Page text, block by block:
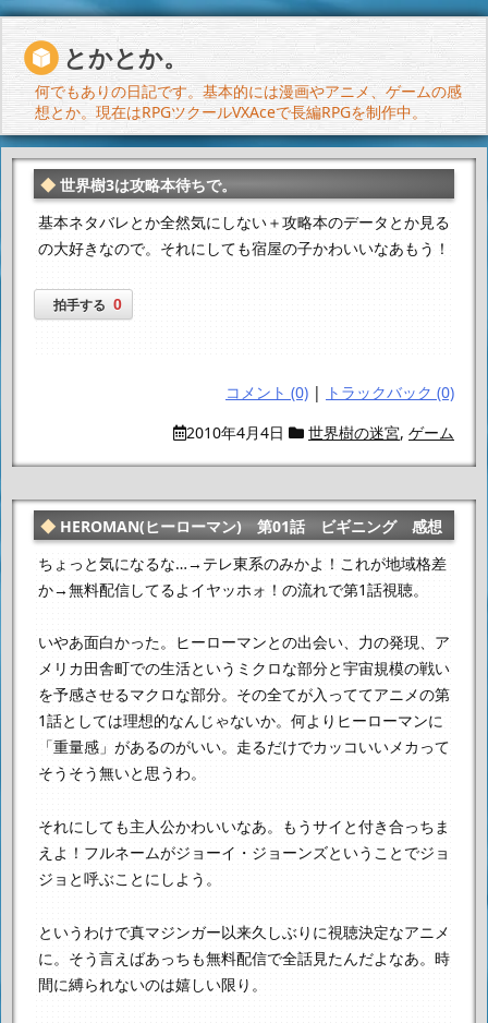
とかとか。
何でもありの日記です。基本的には漫画やアニメ、ゲームの感
想とか。現在はRPGツクールVXAceで長編RPGを制作中。
世界樹3は攻略本待ちで。
基本ネタバレとか全然気にしない＋攻略本のデータとか見る
の大好きなので。 それにしても宿屋の子かわいいなあもう！
拍手する 0
コメント (0) |
トラックバック (0)
2010年4月4日
世界樹の迷宮, ゲーム
HEROMAN(ヒーローマン) 第01話 ビギニング 感想
ちょっと気になるな…→テレ東系のみかよ！これが地域格差
か→無料配信してるよイヤッホォ！ の流れで第1話視聴。
いやあ面白かった。 ヒーローマンとの出会い、力の発現、 ア
メリカ田舎町での生活というミクロな部分と宇宙規模の戦い
を予感させるマクロな部分。 その全てが入っててアニメの第
1話としては理想的なんじゃないか。 何よりヒーローマンに
「重量感」があるのがいい。 走るだけでカッコいいメカって
そうそう無いと思うわ。
それにしても主人公かわいいなあ。もうサイと付き合っちま
えよ！ フルネームがジョーイ・ジョーンズということでジョ
ジョと呼ぶことにしよう。
というわけで真マジンガー以来久しぶりに視聴決定なアニメ
に。 そう言えばあっちも無料配信で全話見たんだよなあ。時
間に縛られないのは嬉しい限り。